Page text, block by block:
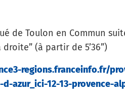
de Toulon en Commun
(à partir de 5’36”)
regions.franceinfo.fr/
azur_ici-12-13-provence-